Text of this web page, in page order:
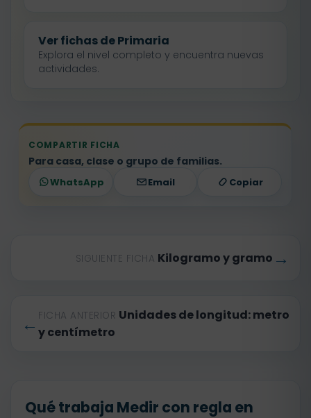
Ver fichas de Primaria
Explora el nivel completo y encuentra nuevas
actividades.
COMPARTIR FICHA
Para casa, clase o grupo de familias.
WhatsApp Email Copiar
← FICHA ANTERIOR Unidades de longitud: metro
y centímetro
SIGUIENTE FICHA Kilogramo y gramo →
Qué trabaja Medir con regla en